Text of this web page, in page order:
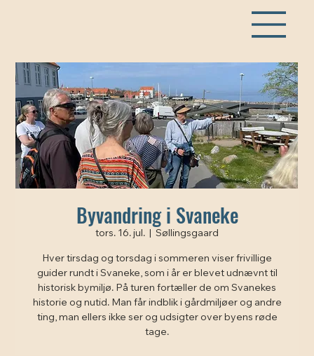
Byvandring i Svaneke
tors. 16. jul. Søllingsgaard
Hver tirsdag og torsdag i sommeren viser frivillige
guider rundt i Svaneke, som i år er blevet udnævnt til
historisk bymiljø. På turen fortæller de om Svanekes
historie og nutid. Man får indblik i gårdmiljøer og andre
ting, man ellers ikke ser og udsigter over byens røde
tage.